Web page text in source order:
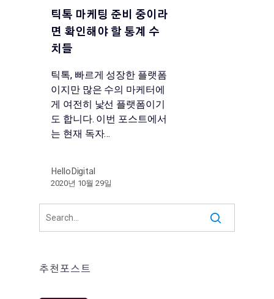
틱톡 마케팅 준비 중이라
면 확인해야 할 통계 수
치들
틱톡, 빠르게 성장한 플랫폼
이지만 많은 수의 마케터에
게 여전히 낯선 플랫폼이기
도 합니다. 이번 포스트에서
는 현재 독자…
HelloDigital
2020년 10월 29일
추천포스트